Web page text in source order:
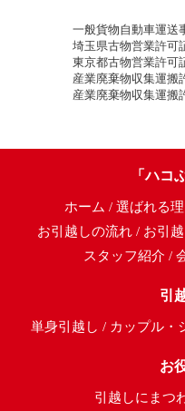
一般貨物自動車運送
埼玉県古物営業許可
東京都古物営業許可
産業廃棄物収集運搬
産業廃棄物収集運搬
「ハコ
ホーム 選ばれる
お引越しの流れ
お引
スタッフ紹介
引
単身引越し カップル・
お
引越しにまつ